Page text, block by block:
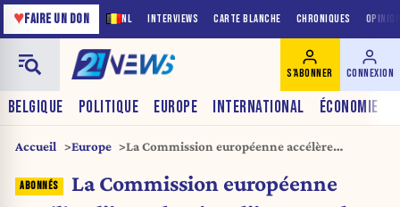
NL INTERVIEWS CARTE BLANCHE CHRONIQUES
♥FAIRE UN DON
BELGIQUE POLITIQUE EUROPE INTERNATIONAL ÉCONOMIE
S'ABONNER CONNEXION
Accueil Europe
La Commission européenne accélère
alimentation
La Commission européenne